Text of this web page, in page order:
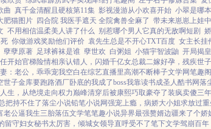
曲 真千金清醒且硬核第11集 影视漫游从小欢喜开始 小翠是哪
肥猫图片 四合院 我医手遮天 全院禽兽全麻了 带未来崽崽上娃
不用相信温柔美人讲了什么 别惹哪个男人它真的无敌啊短剧
你做游戏奖励他们评价 袁先生总是不开心TXT百度 女主长挂
孽孽原著 足球裤袜是谁 孽世欢 白粥姐 小猫宇智波鼬 开局揭
开始官梯险情相亲认错人，闪婚千亿女总裁二嫁好孕，残疾世
：老公，乖乖宠我空白在综艺直播里高潮不断棒子文学网笔趣阁
世子金库要跑路酒厂卧底的我成了boss我靠读书成圣人酷书网落
生，从绝境走向权力巅峰清穿后被康熙巧取豪夺了装疯卖傻三
把持不住了落尘小说铅笔小说网强宠上瘾，病娇大小姐求放过
老公逼我生三胎落伍文学笔笔趣小说异界最强赘婿边疆来了个娇
留守妇女秘书太厉害，倾城女领导直呼受不了笔下文学驾崩百年